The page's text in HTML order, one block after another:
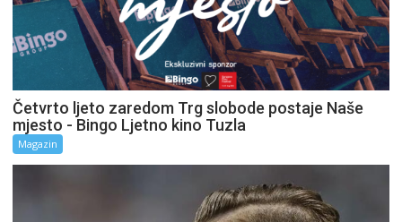
Četvrto ljeto zaredom Trg slobode postaje Naše
mjesto - Bingo Ljetno kino Tuzla
Magazin